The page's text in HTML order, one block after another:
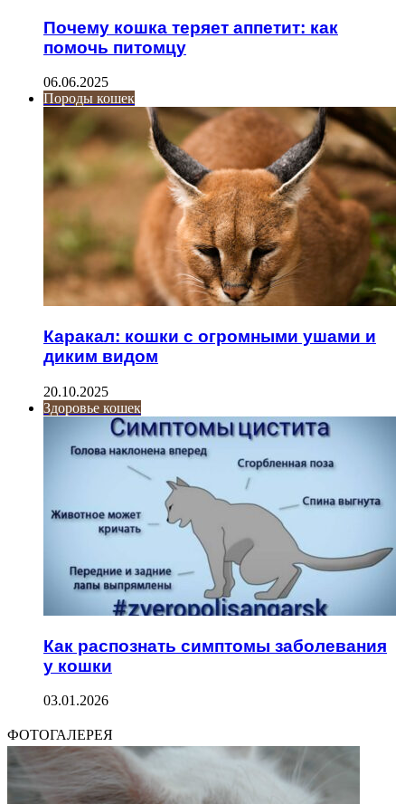
Почему кошка теряет аппетит: как
помочь питомцу
06.06.2025
Породы кошек
Каракал: кошки с огромными ушами и
диким видом
20.10.2025
Здоровье кошек
Как распознать симптомы заболевания
у кошки
03.01.2026
ФОТОГАЛЕРЕЯ